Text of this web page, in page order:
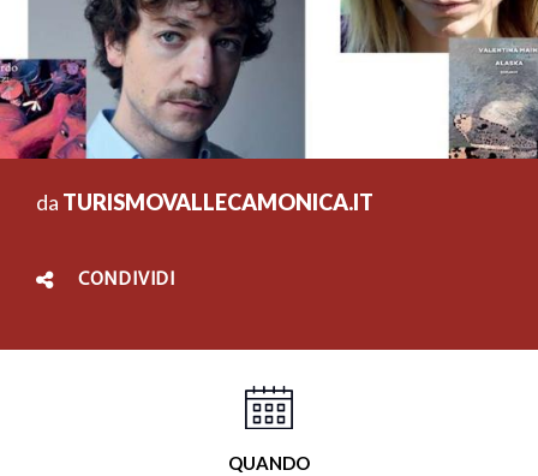
da TURISMOVALLECAMONICA.IT
CONDIVIDI
QUANDO